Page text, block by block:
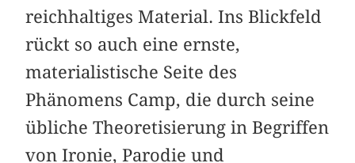
reichhaltiges Material. Ins Blickfeld
rückt so auch eine ernste,
materialistische Seite des
Phänomens Camp, die durch seine
übliche Theoretisierung in Begriffen
von Ironie, Parodie und